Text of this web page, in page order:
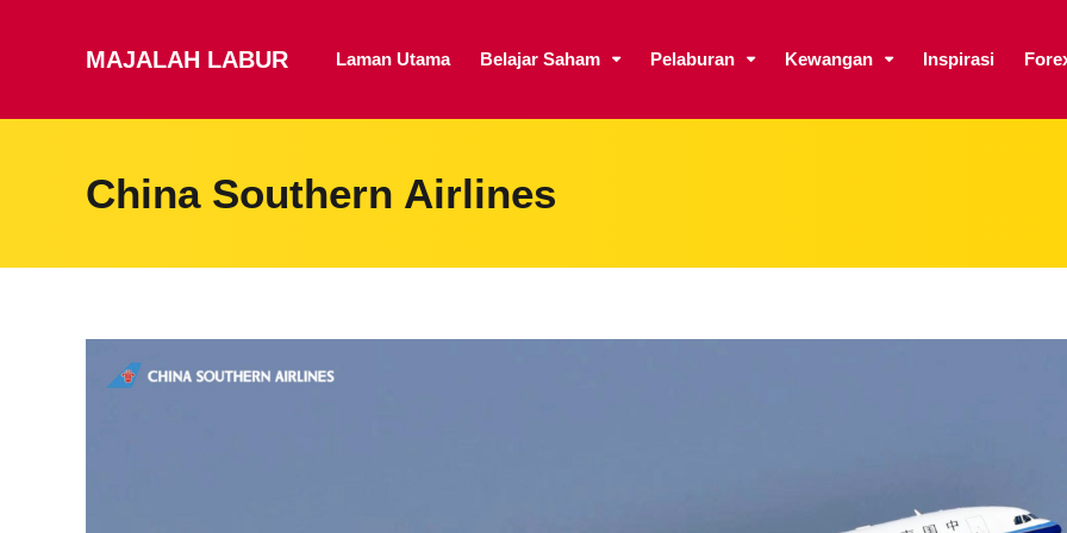
MAJALAH LABUR Laman Utama Belajar Saham Pelaburan Kewangan Inspirasi
China Southern Airlines